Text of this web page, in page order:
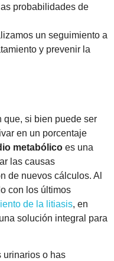
probabilidades de
un seguimiento a
y prevenir la
que, si bien puede ser
en un porcentaje
metabólico es una
las causas
de nuevos cálculos. Al
con los últimos
de la litiasis, en
solución integral para
urinarios o has